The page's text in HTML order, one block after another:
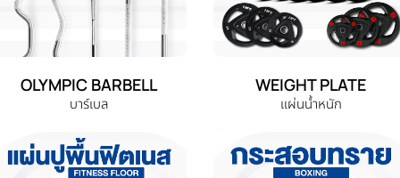
OLYMPIC BARBELL
บาร์เบล
WEIGHT PLATE
แผ่นน้ำหนัก